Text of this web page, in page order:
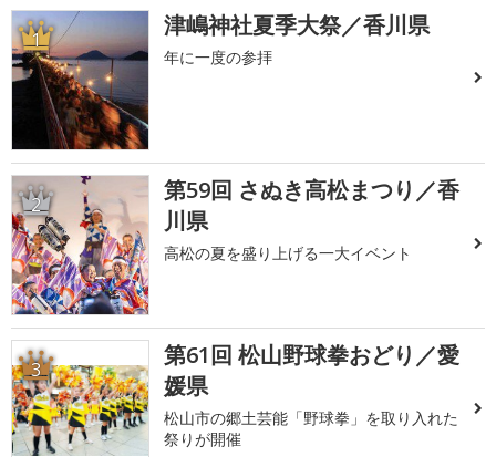
1 津嶋神社夏季大祭／香川県
年に一度の参拝
2
第59回 さぬき高松まつり／香
川県
高松の夏を盛り上げる一大イベント
3
第61回 松山野球拳おどり／愛
媛県
松山市の郷土芸能「野球拳」を取り入れた
祭りが開催